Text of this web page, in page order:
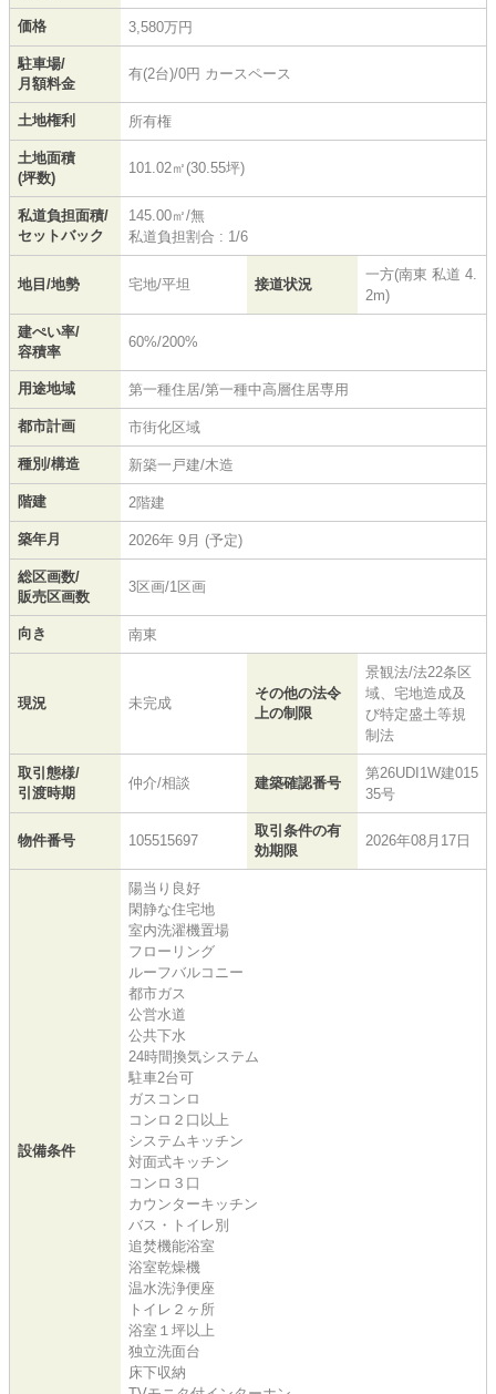
価格 3,580万円
駐車場/
月額料金
有(2台)/0円 カースペース
土地権利 所有権
土地面積
(坪数)
101.02㎡(30.55坪)
私道負担面積/
セットバック
145.00㎡/無
私道負担割合 : 1/6
地目/地勢 宅地/平坦 接道状況
一方(南東 私道 4.
2m)
建ぺい率/
容積率
60%/200%
用途地域 第一種住居/第一種中高層住居専用
都市計画 市街化区域
種別/構造 新築一戸建/木造
階建 2階建
築年月 2026年 9月 (予定)
総区画数/
販売区画数
3区画/1区画
向き 南東
現況 未完成
その他の法令
上の制限
景観法/法22条区
域、宅地造成及
び特定盛土等規
制法
取引態様/
引渡時期
仲介/相談 建築確認番号
第26UDI1W建015
35号
物件番号 105515697
取引条件の有
効期限
2026年08月17日
設備条件
陽当り良好
閑静な住宅地
室内洗濯機置場
フローリング
ルーフバルコニー
都市ガス
公営水道
公共下水
24時間換気システム
駐車2台可
ガスコンロ
コンロ２口以上
システムキッチン
対面式キッチン
コンロ３口
カウンターキッチン
バス・トイレ別
追焚機能浴室
浴室乾燥機
温水洗浄便座
トイレ２ヶ所
浴室１坪以上
独立洗面台
床下収納